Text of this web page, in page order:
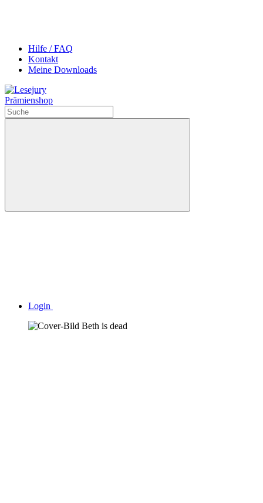
Hilfe / FAQ
Kontakt
Meine Downloads
Prämienshop
Login